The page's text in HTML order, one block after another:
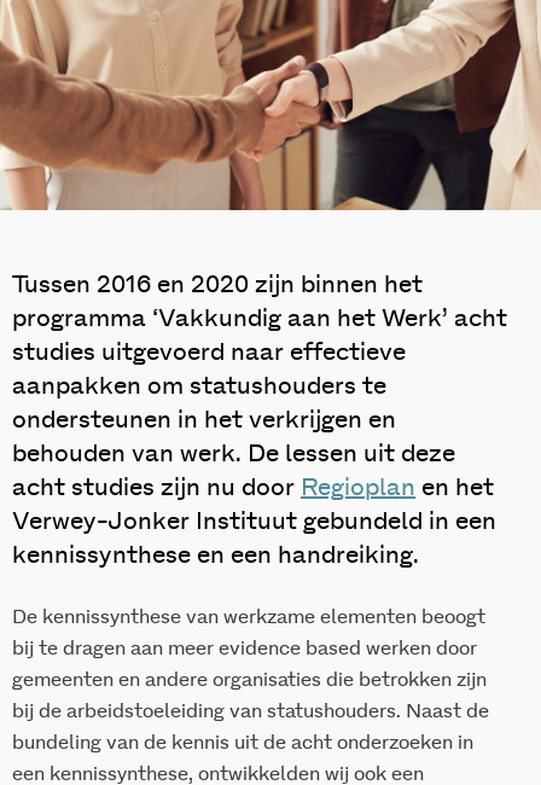
Tussen 2016 en 2020 zijn binnen het
programma ‘Vakkundig aan het Werk’ acht
studies uitgevoerd naar effectieve
aanpakken om statushouders te
ondersteunen in het verkrijgen en
behouden van werk. De lessen uit deze
acht studies zijn nu door Regioplan en het
Verwey-Jonker Instituut gebundeld in een
kennissynthese en een handreiking.
De kennissynthese van werkzame elementen beoogt
bij te dragen aan meer evidence based werken door
gemeenten en andere organisaties die betrokken zijn
bij de arbeidstoeleiding van statushouders. Naast de
bundeling van de kennis uit de acht onderzoeken in
een kennissynthese, ontwikkelden wij ook een